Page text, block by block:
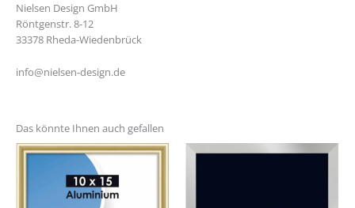
Nielsen Design GmbH
Röntgenstr. 8-12
33378 Rheda-Wiedenbrück
info@nielsen-design.de
Das könnte Ihnen auch gefallen